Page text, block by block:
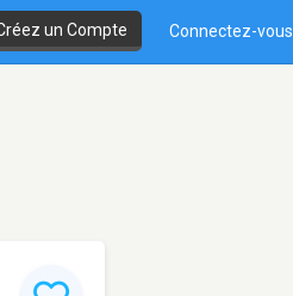
un Compte Connectez-vous